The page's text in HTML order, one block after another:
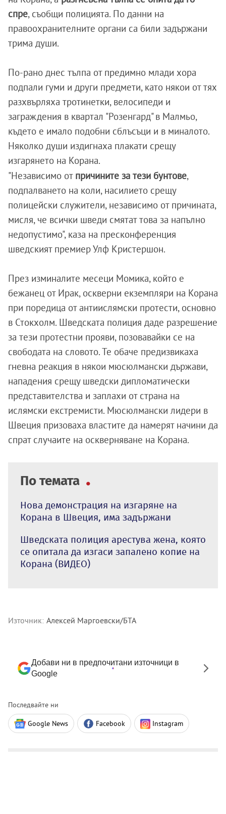
спре, съобщи полицията. По данни на
правоохранителните органи са били задържани
трима души.
По-рано днес тълпа от предимно млади хора
подпали гуми и други предмети, като някои от тях
разхвърляха тротинетки, велосипеди и
заграждения в квартал "Розенгард" в Малмьо,
където е имало подобни сблъсъци и в миналото.
Няколко души издигнаха плакати срещу
изгарянето на Корана.
"Независимо от причините за тези бунтове,
подпалването на коли, насилието срещу
полицейски служители, независимо от причината,
мисля, че всички шведи смятат това за напълно
недопустимо", каза на пресконференция
шведският премиер Улф Кристершон.
През изминалите месеци Момика, който е
бежанец от Ирак, оскверни екземпляри на Корана
при поредица от антиислямски протести, основно
в Стокхолм. Шведската полиция даде разрешение
за тези протестни прояви, позовавайки се на
свободата на словото. Те обаче предизвикаха
гневна реакция в някои мюсюлмански държави,
нападения срещу шведски дипломатически
представителства и заплахи от страна на
ислямски екстремисти. Мюсюлмански лидери в
Швеция призоваха властите да намерят начини да
спрат случаите на оскверняване на Корана.
По темата
Нова демонстрация на изгаряне на
Корана в Швеция, има задържани
Шведската полиция арестува жена, която
се опитала да изгаси запалено копие на
Корана (ВИДЕО)
Източник: Алексей Маргоевски/БТА
Добави ни в предпочитани източници в
Google
Последвайте ни
Google News Facebook Instagram